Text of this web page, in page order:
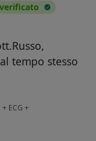
tempo stesso
ECG +